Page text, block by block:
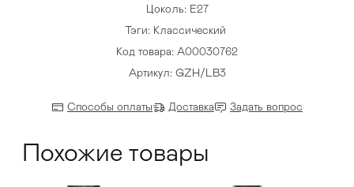
Цоколь: E27
Тэги: Классический
Код товара: A00030762
Артикул: GZH/LB3
Способы оплаты Доставка Задать вопрос
Похожие товары